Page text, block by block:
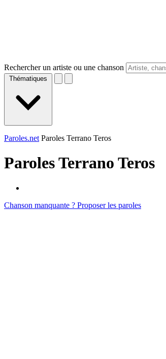
Rechercher un artiste ou une chanson
Thématiques
Paroles.net Paroles Terrano Teros
ParolesTerrano Teros
Chanson manquante ? Proposer les paroles